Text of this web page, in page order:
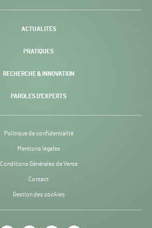
-
ACTUALITÉS
PRATIQUES
RECHERCHE & INNOVATION
PAROLES D’EXPERTS
Politique de confidentialité
Mentions légales
Conditions Générales de Vente
Contact
Gestion des cookies